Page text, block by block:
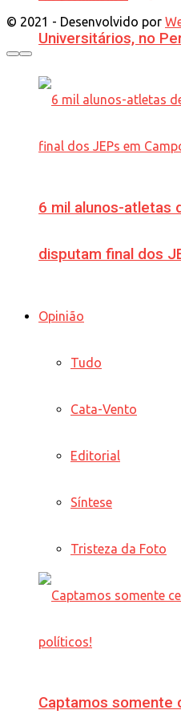
Universitários, no
6 mil alunos-atletas
disputam final dos
Opinião
Tudo
Cata-Vento
Editorial
Síntese
Tristeza da Foto
Captamos somente
© 2021 - Desenvolvido por